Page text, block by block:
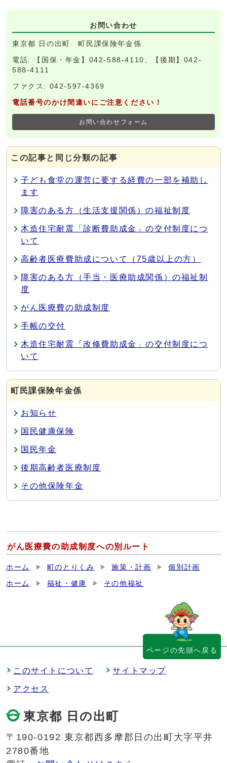
お問い合わせ
東京都 日の出町 町民課保険年金係
電話: 【国保・年金】042-588-4110、【後期】042-
588-4111
ファクス: 042-597-4369
電話番号のかけ間違いにご注意ください！
お問い合わせフォーム
この記事と同じ分類の記事
子ども食堂の運営に要する経費の一部を補助し
ます
障害のある方（生活支援関係）の福祉制度
木造住宅耐震「診断費助成金」の交付制度につ
いて
高齢者医療費助成について（75歳以上の方）
障害のある方（手当・医療助成関係）の福祉制
度
がん医療費の助成制度
手帳の交付
木造住宅耐震「改修費助成金」の交付制度につ
いて
町民課保険年金係
お知らせ
国民健康保険
国民年金
後期高齢者医療制度
その他保険年金
がん医療費の助成制度への別ルート
ホーム 町のとりくみ 施策・計画 個別計画
ホーム 福祉・健康 その他福祉
このサイトについて サイトマップ
アクセス
東京都 日の出町
〒190-0192 東京都西多摩郡日の出町大字平井
2780番地
ページの先頭へ戻る